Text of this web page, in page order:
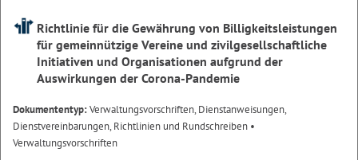
Richtlinie für die Gewährung von Billigkeitsleistungen
für gemeinnützige Vereine und zivilgesellschaftliche
Initiativen und Organisationen aufgrund der
Auswirkungen der Corona-Pandemie
Dokumententyp:Verwaltungsvorschriften, Dienstanweisungen,
Dienstvereinbarungen, Richtlinien und Rundschreiben •
Verwaltungsvorschriften